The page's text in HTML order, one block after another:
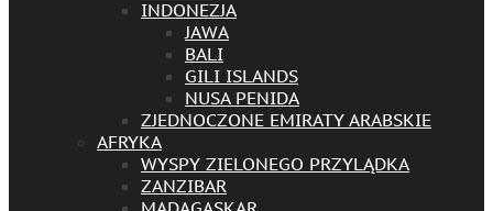
INDONEZJA
JAWA
BALI
GILI ISLANDS
NUSA PENIDA
ZJEDNOCZONE EMIRATY ARABSKIE
AFRYKA
WYSPY ZIELONEGO PRZYLĄDKA
ZANZIBAR